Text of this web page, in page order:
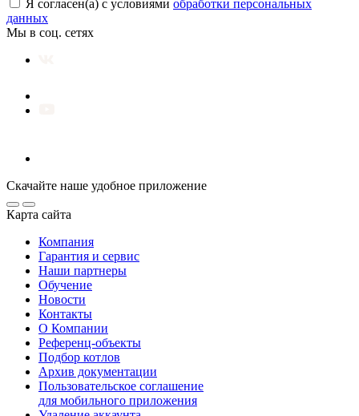
Я согласен(а) с условиями обработки персональных
данных
Мы в соц. сетях
Скачайте наше удобное приложение
Карта сайта
Компания
Гарантия и сервис
Наши партнеры
Обучение
Новости
Контакты
О Компании
Референц-объекты
Подбор котлов
Архив документации
Пользовательское соглашение
для мобильного приложения